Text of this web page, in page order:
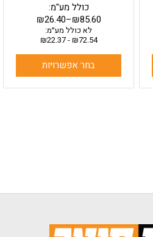
₪26.40–₪85.60
כולל מע"מ:
לא כולל מע״מ:
₪72.54
-
₪22.37
בחר אפשרויות